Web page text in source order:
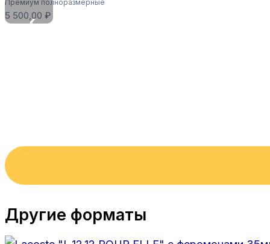
Премиум полноразмерные
5 500,00 ₽
‹
Другие форматы